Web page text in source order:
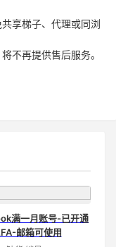
享梯子、代理或同浏
不再提供售后服务。
满一月账号-已开通
邮箱可使用